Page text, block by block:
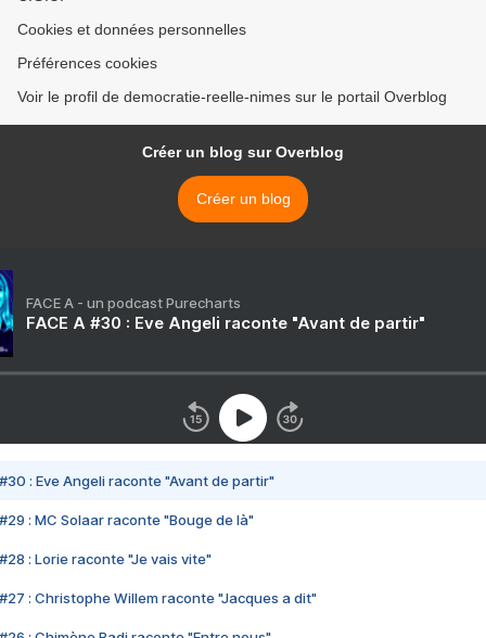
Cookies et données personnelles
Préférences cookies
Voir le profil de democratie-reelle-nimes sur le portail Overblog
Créer un blog sur Overblog
Créer un blog
FACE A - un podcast Purecharts
FACE A #30 : Eve Angeli raconte "Avant de partir"
#30 : Eve Angeli raconte "Avant de partir"
#29 : MC Solaar raconte "Bouge de là"
#28 : Lorie raconte "Je vais vite"
#27 : Christophe Willem raconte "Jacques a dit"